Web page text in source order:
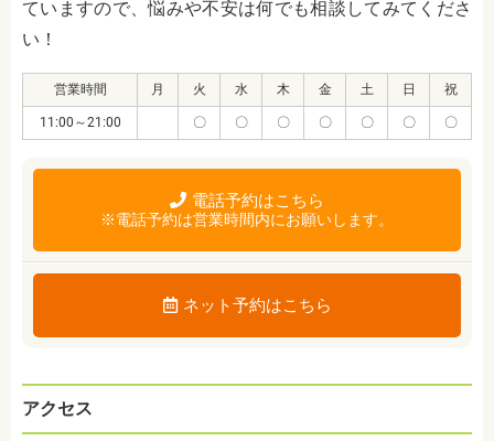
ていますので、悩みや不安は何でも相談してみてくださ
い！
営業時間 月 火 水 木 金 土 日 祝
11:00～21:00 〇 〇 〇 〇 〇 〇 〇
電話予約はこちら
※電話予約は営業時間内にお願いします。
ネット予約はこちら
アクセス